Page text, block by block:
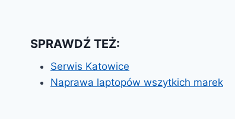
SPRAWDŹ TEŻ:
Serwis Katowice
Naprawa laptopów wszytkich marek